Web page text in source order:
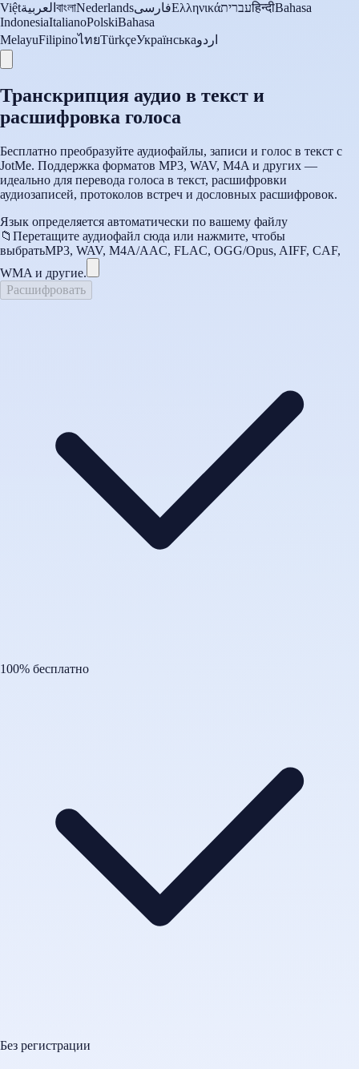
Việtالعربية বাংলাNederlandsفارسیΕλληνικάעבריתहिन्दीBahasa
IndonesiaItalianoPolskiBahasa
MelayuFilipinoไทยTürkçeУкраїнськаاردو
Транскрипция аудио в текст и
расшифровка голоса
Бесплатно преобразуйте аудиофайлы, записи и голос в текст с
JotMe. Поддержка форматов MP3, WAV, M4A и других —
идеально для перевода голоса в текст, расшифровки
аудиозаписей, протоколов встреч и дословных расшифровок.
Язык определяется автоматически по вашему файлу
📁 Перетащите аудиофайл сюда или нажмите, чтобы
выбратьMP3, WAV, M4A/AAC, FLAC, OGG/Opus, AIFF, CAF,
WMA и другие.
Расшифровать
100% бесплатно
Без регистрации